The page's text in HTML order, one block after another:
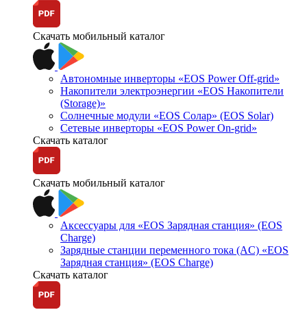
Скачать мобильный каталог
Автономные инверторы «EOS Power Off-grid»
Накопители электроэнергии «EOS Накопители
(Storage)»
Солнечные модули «EOS Солар» (EOS Solar)
Сетевые инверторы «EOS Power On-grid»
Скачать каталог
Скачать мобильный каталог
Аксессуары для «EOS Зарядная станция» (EOS
Charge)
Зарядные станции переменного тока (AC) «EOS
Зарядная станция» (EOS Charge)
Скачать каталог